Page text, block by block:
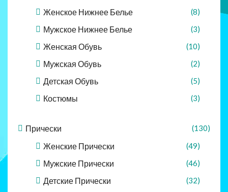
Женское Нижнее Белье (8)
Мужское Нижнее Белье (3)
Женская Обувь (10)
Мужская Обувь (2)
Детская Обувь (5)
Костюмы (3)
Прически (130)
Женские Прически (49)
Мужские Прически (46)
Детские Прически (32)